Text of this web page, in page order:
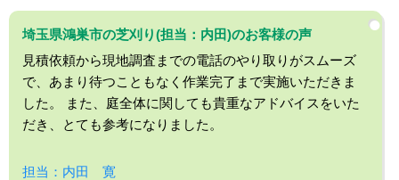
埼玉県鴻巣市の芝刈り(担当：内田)のお客様の声
見積依頼から現地調査までの電話のやり取りがスムーズ
で、あまり待つこともなく作業完了まで実施いただきま
した。 また、庭全体に関しても貴重なアドバイスをいた
だき、とても参考になりました。
担当：内田 寛